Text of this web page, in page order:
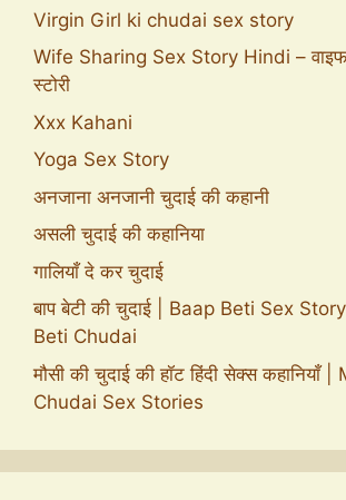
Virgin Girl ki chudai sex story
Wife Sharing Sex Story Hindi –
स्टोरी
Xxx Kahani
Yoga Sex Story
अनजाना अनजानी चुदाई की कहानी
असली चुदाई की कहानिया
गालियाँ दे कर चुदाई
बाप बेटी की चुदाई | Baap Beti Sex
Beti Chudai
मौसी की चुदाई की हॉट हिंदी सेक्स कहानियाँ
Chudai Sex Stories